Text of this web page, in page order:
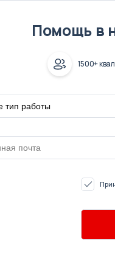
Помощь в
1500+